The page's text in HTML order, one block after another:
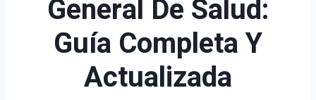
General De Salud:
Guía Completa Y
Actualizada